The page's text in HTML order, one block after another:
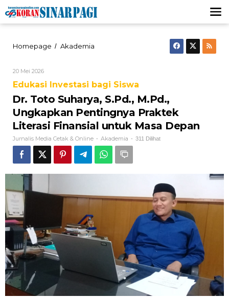
Lewati
ke
konten
Homepage / Akademia
M.Pd.,
Ungkapkan
Pentingnya
Praktek
Literasi
Finansial
untuk
Masa
Depan
20 Mei 2026Oleh
Media
&
Edukasi Investasi bagi Siswa
Dr. Toto Suharya, S.Pd., M.Pd.,
Ungkapkan Pentingnya Praktek
Literasi Finansial untuk Masa Depan
Jurnalis Media Cetak & Online - Akademia - 311 Dilihat